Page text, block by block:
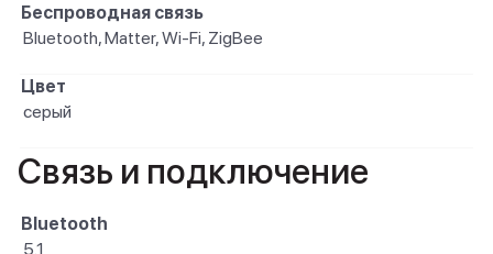
Беспроводная связь
Bluetooth, Matter, Wi-Fi, ZigBee
Цвет
серый
Связь и подключение
Bluetooth
5.1